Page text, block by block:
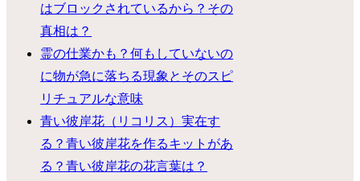
はブロックされているから？その
真相は？
霊の仕業かも？何もしていないの
に物が急に落ちる現象とそのスピ
リチュアルな意味
青い彼岸花（リコリス）実在す
る？青い彼岸花を作るキットがあ
る？青い彼岸花の花言葉は？